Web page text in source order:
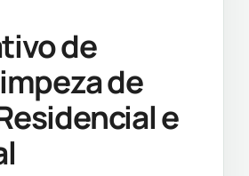
de
de
e